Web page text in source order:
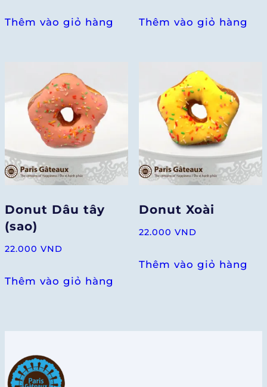
Thêm vào giỏ hàng Thêm vào giỏ hàng
Donut Dâu tây
(sao)
22.000 VND
Thêm vào giỏ hàng
Donut Xoài
22.000 VND
Thêm vào giỏ hàng